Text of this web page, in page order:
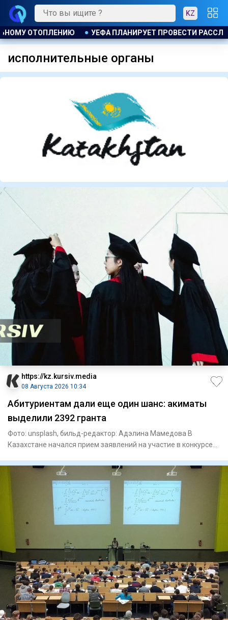
KZ
ИНИЦИАТИВЫ ФИФА ПО ПРОДАЖЕ
исполнительные органы
https://kz.kursiv.media
08 Августа 2026 10:34
Абитуриентам дали еще один шанс: акиматы
выделили 2392 гранта
Фото: unsplash, бильд-редактор: Адэлина Мамедова В
Казахстане начался прием заявлений на участие в конкурсе